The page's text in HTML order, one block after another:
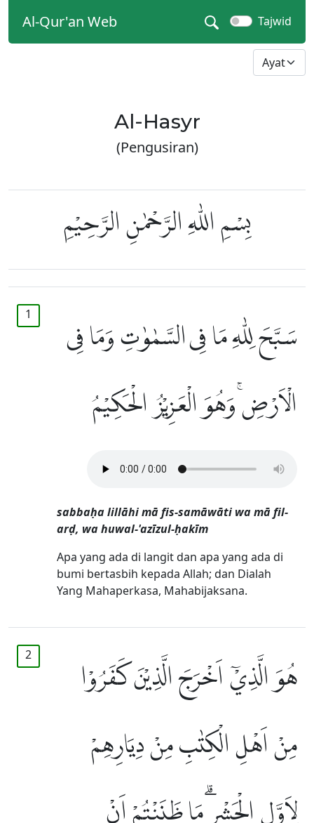
Al-Qur'an Web Tajwid
Al-Hasyr
(Pengusiran)
بِسْمِ اللّٰهِ الرَّحْمٰنِ الرَّحِيْمِ
1
سَبَّحَ لِلّٰهِ مَا فِى السَّمٰوٰتِ وَمَا فِى
الْاَرْضِۚ وَهُوَ الْعَزِيْزُ الْحَكِيْمُ
sabbaḥa lillāhi mā fis-samāwāti wa mā fil-
arḍ, wa huwal-'azīzul-ḥakīm
Apa yang ada di langit dan apa yang ada di
bumi bertasbih kepada Allah; dan Dialah
Yang Mahaperkasa, Mahabijaksana.
2
هُوَ الَّذِيْٓ اَخْرَجَ الَّذِيْنَ كَفَرُوْا
مِنْ اَهْلِ الْكِتٰبِ مِنْ دِيَارِهِمْ
لِاَوَّلِ الْحَشْرِۗ مَا ظَنَنْتُمْ اَنْ